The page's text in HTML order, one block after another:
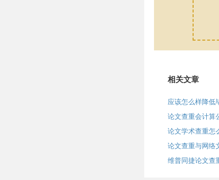
相关文章
应该怎么样降低
论文查重会计算
论文学术查重怎
论文查重与网络
维普同捷论文查